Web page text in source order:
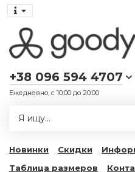
+38 096 594 4707
Ежедневно, с 10:00 до 20:00
Новинки Скидки
Таблица размеров